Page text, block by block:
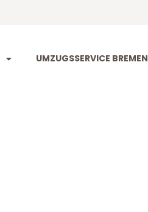
UMZUGSSERVICE BREMEN